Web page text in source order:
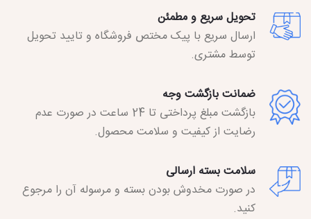
تحویل سریع و مطمئن
ارسال سریع با پیک مختص فروشگاه و تایید تحویل
توسط مشتری.
ضمانت بازگشت وجه
بازگشت مبلغ پرداختی تا 24 ساعت در صورت عدم
رضایت از کیفیت و سلامت محصول.
سلامت بسته ارسالی
در صورت مخدوش بودن بسته و مرسوله آن را مرجوع
کنید.